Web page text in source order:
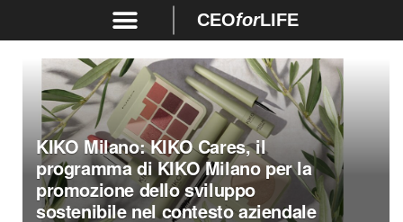
CEOforLIFE
KIKO Milano: KIKO Cares, il
programma di KIKO Milano per la
promozione dello sviluppo
sostenibile nel contesto aziendale